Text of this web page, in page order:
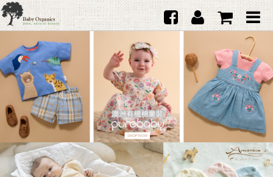
首頁
澳洲Purebaby有機棉
日本品牌育兒配件
韓國Merebe寶寶配件
嬰兒
女生